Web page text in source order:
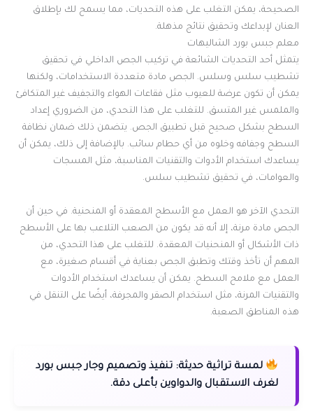
الصحيحة، يمكن التغلب على هذه التحديات، مما يسمح لك بإطلاق
العنان لإبداعك وتحقيق نتائج مذهلة.
معلم جبس بورد الشاليهات
يتمثل أحد التحديات الشائعة في تركيب الجص الداخلي في تحقيق
تشطيب سلس وسلس. الجص مادة متعددة الاستخدامات، ولكنها
يمكن أن تكون عرضة للعيوب مثل فقاعات الهواء والتجفيف غير المتكافئ
والملمس غير المتسق. للتغلب على هذا التحدي، من الضروري إعداد
السطح بشكل صحيح قبل تطبيق الجص. يتضمن ذلك ضمان نظافة
السطح وجفافه وخلوه من أي حطام سائب. بالإضافة إلى ذلك، يمكن أن
يساعدك استخدام الأدوات والتقنيات المناسبة، مثل المسجات
والعوامات، في تحقيق تشطيب سلس.
التحدي الآخر هو العمل مع الأسطح المعقدة أو المنحنية. في حين أن
الجص مادة مرنة، إلا أنه قد يكون من الصعب التلاعب بها على الأسطح
ذات الأشكال أو المنحنيات المعقدة. للتغلب على هذا التحدي، من
المهم أن تأخذ وقتك وتطبق الجص بعناية في أقسام صغيرة، مع
العمل مع ملامح السطح. يمكن أن يساعدك استخدام الأدوات
والتقنيات المرنة، مثل استخدام الصقر والمجرفة، أيضًا على التنقل في
هذه المناطق الصعبة.
لمسة تراثية حديثة: تنفيذ وتصميم وجار جبس بورد
لغرف الاستقبال والدواوين بأعلى دقة.